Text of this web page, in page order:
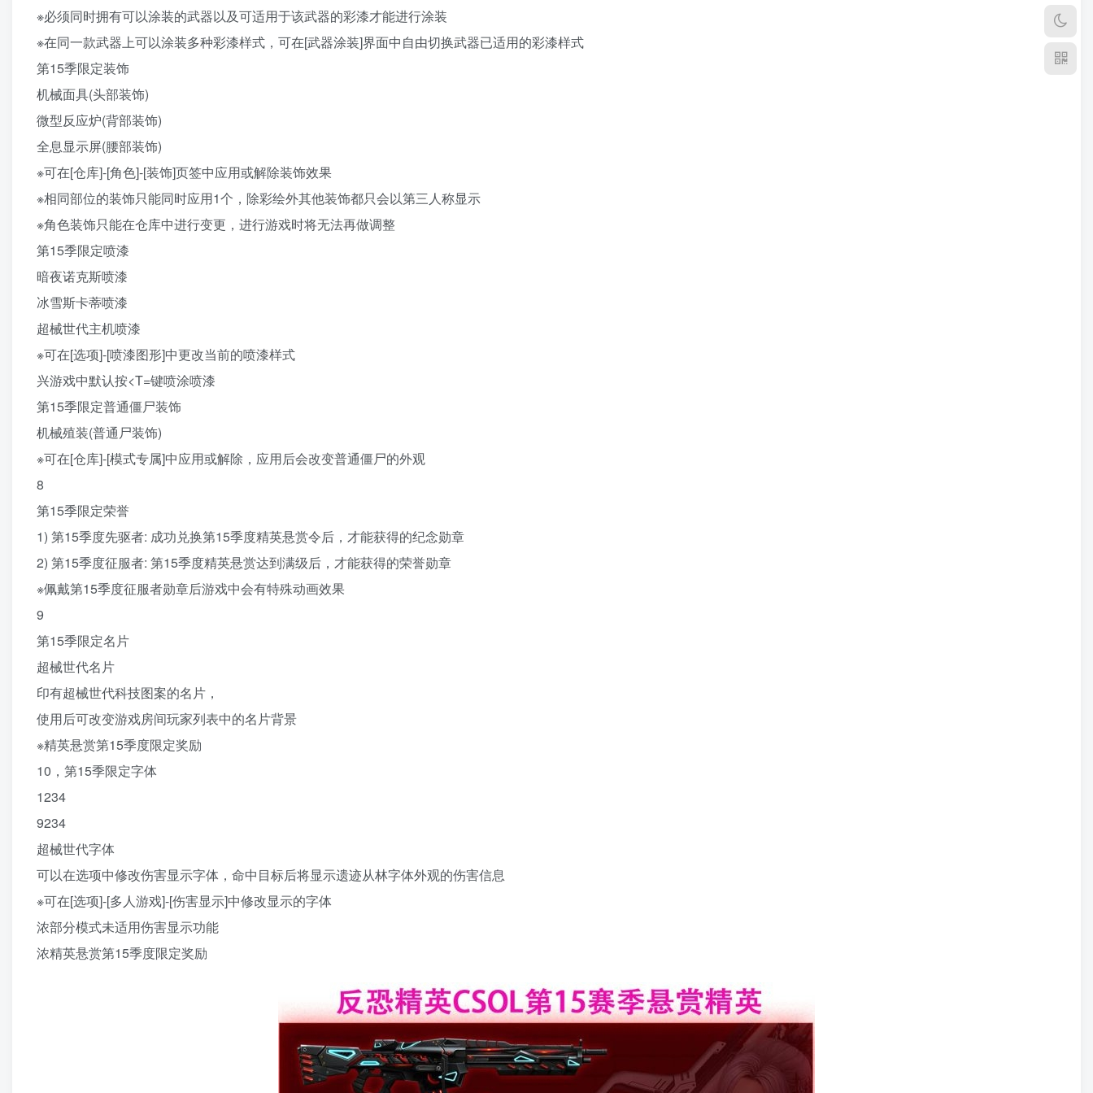
※必须同时拥有可以涂装的武器以及可适用于该武器的彩漆才能进行涂装
※在同一款武器上可以涂装多种彩漆样式，可在[武器涂装]界面中自由切换武器已适用的彩漆样式
第15季限定装饰
机械面具(头部装饰)
微型反应炉(背部装饰)
全息显示屏(腰部装饰)
※可在[仓库]-[角色]-[装饰]页签中应用或解除装饰效果
※相同部位的装饰只能同时应用1个，除彩绘外其他装饰都只会以第三人称显示
※角色装饰只能在仓库中进行变更，进行游戏时将无法再做调整
第15季限定喷漆
暗夜诺克斯喷漆
冰雪斯卡蒂喷漆
超械世代主机喷漆
※可在[选项]-[喷漆图形]中更改当前的喷漆样式
兴游戏中默认按<T=键喷涂喷漆
第15季限定普通僵尸装饰
机械殖装(普通尸装饰)
※可在[仓库]-[模式专属]中应用或解除，应用后会改变普通僵尸的外观
8
第15季限定荣誉
1) 第15季度先驱者: 成功兑换第15季度精英悬赏令后，才能获得的纪念勋章
2) 第15季度征服者: 第15季度精英悬赏达到满级后，才能获得的荣誉勋章
※佩戴第15季度征服者勋章后游戏中会有特殊动画效果
9
第15季限定名片
超械世代名片
印有超械世代科技图案的名片，
使用后可改变游戏房间玩家列表中的名片背景
※精英悬赏第15季度限定奖励
10，第15季限定字体
1234
9234
超械世代字体
可以在选项中修改伤害显示字体，命中目标后将显示遗迹从林字体外观的伤害信息
※可在[选项]-[多人游戏]-[伤害显示]中修改显示的字体
浓部分模式未适用伤害显示功能
浓精英悬赏第15季度限定奖励